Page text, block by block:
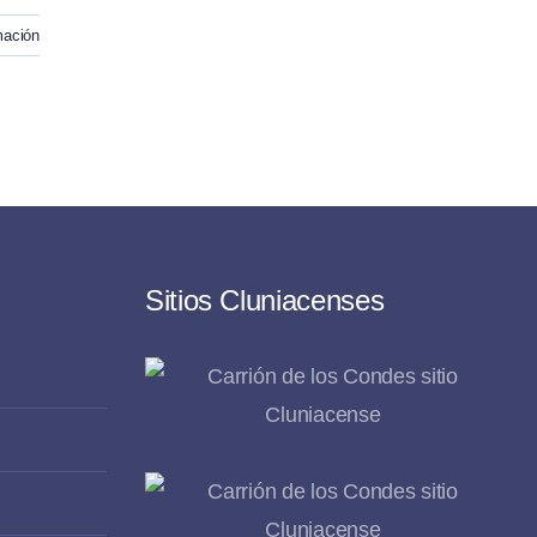
Sitios Cluniacenses